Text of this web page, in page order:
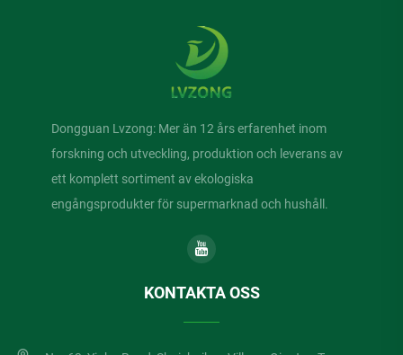
Dongguan Lvzong: Mer än 12 års erfarenhet inom
forskning och utveckling, produktion och leverans av
ett komplett sortiment av ekologiska
engångsprodukter för supermarknad och hushåll.
KONTAKTA OSS